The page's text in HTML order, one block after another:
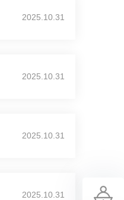
2025.10.31
2025.10.31
2025.10.31
2025.10.31